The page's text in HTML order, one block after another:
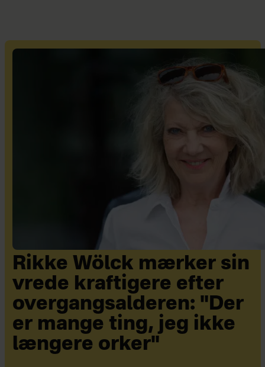
Rikke Wölck mærker sin
vrede kraftigere efter
overgangsalderen: "Der
er mange ting, jeg ikke
længere orker"